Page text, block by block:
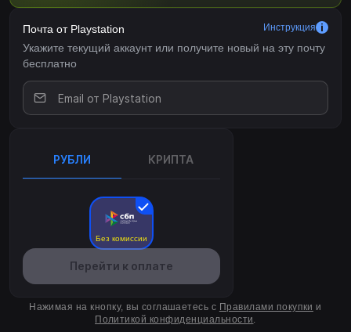
Почта от Playstation
Укажите текущий аккаунт или получите новый на эту почту
бесплатно
Инструкция
РУБЛИ КРИПТА
Без комиссии
Перейти к оплате
Нажимая на кнопку, вы соглашаетесь с Правилами покупки и
Политикой конфиденциальности.